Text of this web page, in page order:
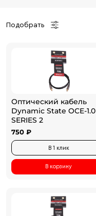
Подобрать
Оптический кабель
Dynamic State OCE-1.0
SERIES 2
750 ₽
В 1 клик
В корзину